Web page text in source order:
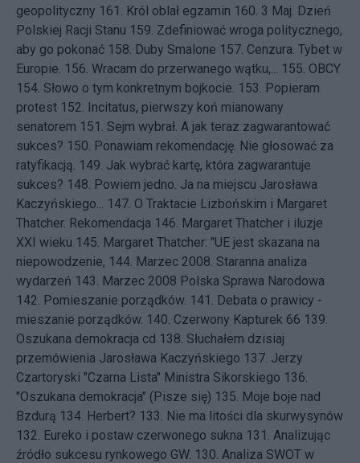
geopolityczny 161. Król oblał egzamin 160. 3 Maj. Dzień
Polskiej Racji Stanu 159. Zdefiniować wroga politycznego,
aby go pokonać 158. Duby Smalone 157. Cenzura. Tybet w
Europie. 156. Wracam do przerwanego wątku,... 155. OBCY
154. Słowo o tym konkretnym bojkocie. 153. Popieram
protest 152. Incitatus, pierwszy koń mianowany
senatorem 151. Sejm wybrał. A jak teraz zagwarantować
sukces? 150. Ponawiam rekomendację. Nie głosować za
ratyfikacją. 149. Jak wybrać kartę, która zagwarantuje
sukces? 148. Powiem jedno. Ja na miejscu Jarosława
Kaczyńskiego... 147. O Traktacie Lizbońskim i Margaret
Thatcher. Rekomendacja 146. Margaret Thatcher i iluzje
XXI wieku 145. Margaret Thatcher: "UE jest skazana na
niepowodzenie, 144. Marzec 2008. Staranna analiza
wydarzeń 143. Marzec 2008 Polska Sprawa Narodowa
142. Pomieszanie porządków. 141. Debata o prawicy -
mieszanie porządków. 140. Czerwony Kapturek 66 139.
Oszukana demokracja cd 138. Słuchałem dzisiaj
przemówienia Jarosława Kaczyńskiego 137. Jerzy
Czartoryski "Czarna Lista" Ministra Sikorskiego 136.
"Oszukana demokracja" (Pisze się) 135. Moje boje nad
Bzdurą 134. Herbert? 133. Nie ma litości dla skurwysynów
132. Eureko i postaw czerwonego sukna 131. Analizując
źródło sukcesu rynkowego GW. 130. Analiza SWOT w